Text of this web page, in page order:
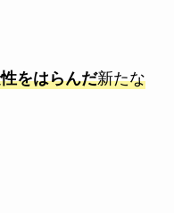
をはらんだ新たな